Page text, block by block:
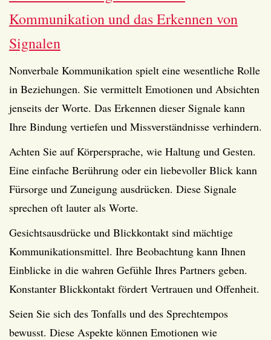
Kommunikation und das Erkennen von
Signalen
Nonverbale Kommunikation spielt eine wesentliche Rolle
in Beziehungen. Sie vermittelt Emotionen und Absichten
jenseits der Worte. Das Erkennen dieser Signale kann
Ihre Bindung vertiefen und Missverständnisse verhindern.
Achten Sie auf Körpersprache, wie Haltung und Gesten.
Eine einfache Berührung oder ein liebevoller Blick kann
Fürsorge und Zuneigung ausdrücken. Diese Signale
sprechen oft lauter als Worte.
Gesichtsausdrücke und Blickkontakt sind mächtige
Kommunikationsmittel. Ihre Beobachtung kann Ihnen
Einblicke in die wahren Gefühle Ihres Partners geben.
Konstanter Blickkontakt fördert Vertrauen und Offenheit.
Seien Sie sich des Tonfalls und des Sprechtempos
bewusst. Diese Aspekte können Emotionen wie